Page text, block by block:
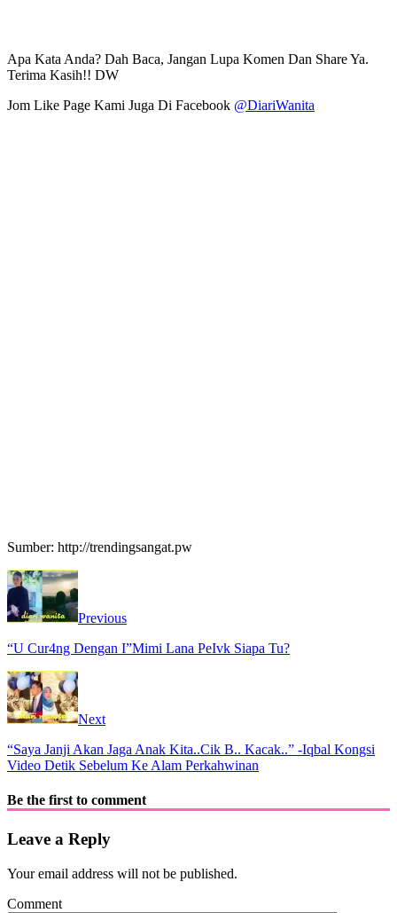
Apa Kata Anda? Dah Baca, Jangan Lupa Komen Dan Share Ya.
Terima Kasih!! DW
Jom Like Page Kami Juga Di Facebook @DiariWanita
Sumber: http://trendingsangat.pw
Previous
“U Cur4ng Dengan I”Mimi Lana PeIvk Siapa Tu?
Next
“Saya Janji Akan Jaga Anak Kita..Cik B.. Kacak..” -Iqbal Kongsi
Video Detik Sebelum Ke Alam Perkahwinan
Be the first to comment
Leave a Reply
Your email address will not be published.
Comment